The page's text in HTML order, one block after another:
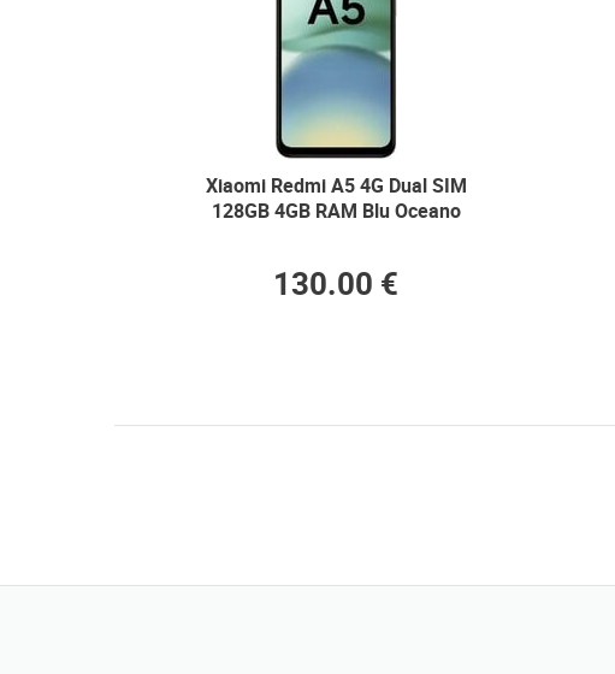
Xiaomi Redmi A5 4G Dual SIM
128GB 4GB RAM Blu Oceano
130.00 €